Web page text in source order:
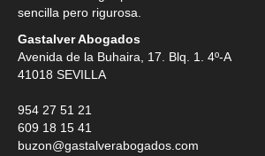
sencilla pero rigurosa.
Gastalver Abogados
Avenida de la Buhaira, 17. Blq. 1. 4º-A
41018 SEVILLA
954 27 51 21
609 18 15 41
buzon@gastalverabogados.com